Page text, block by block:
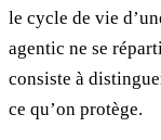
le cycle de vie
agentic ne se
consiste à
ce qu’on protège.